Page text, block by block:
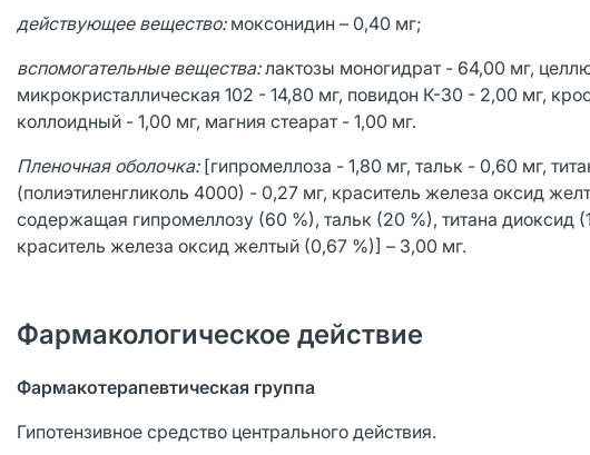
действующее вещество:моксонидин – 0,40 мг;
вспомогательные вещества:лактозы моногидрат - 64,00 мг,
микрокристаллическая 102 - 14,80 мг, повидон К-30 - 2,00 мг,
коллоидный - 1,00 мг, магния стеарат - 1,00 мг.
Пленочная оболочка: [гипромеллоза - 1,80 мг, тальк - 0,60 мг,
(полиэтиленгликоль 4000) - 0,27 мг, краситель железа оксид
содержащая гипромеллозу (60 %), тальк (20 %), титана диоксид
краситель железа оксид желтый (0,67 %)] – 3,00 мг.
Фармакологическое действие
Фармакотерапевтическая группа
Гипотензивное средство центрального действия.